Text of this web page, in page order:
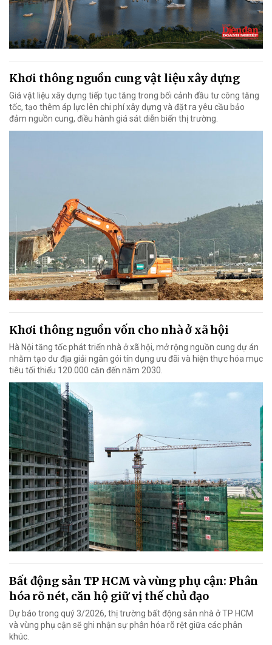
Khơi thông nguồn cung vật liệu xây dựng
Giá vật liệu xây dựng tiếp tục tăng trong bối cảnh đầu tư công tăng
tốc, tạo thêm áp lực lên chi phí xây dựng và đặt ra yêu cầu bảo
đảm nguồn cung, điều hành giá sát diễn biến thị trường.
Khơi thông nguồn vốn cho nhà ở xã hội
Hà Nội tăng tốc phát triển nhà ở xã hội, mở rộng nguồn cung dự án
nhằm tạo dư địa giải ngân gói tín dụng ưu đãi và hiện thực hóa mục
tiêu tối thiểu 120.000 căn đến năm 2030.
Bất động sản TP HCM và vùng phụ cận: Phân
hóa rõ nét, căn hộ giữ vị thế chủ đạo
Dự báo trong quý 3/2026, thị trường bất động sản nhà ở TP HCM
và vùng phụ cận sẽ ghi nhận sự phân hóa rõ rệt giữa các phân
khúc.